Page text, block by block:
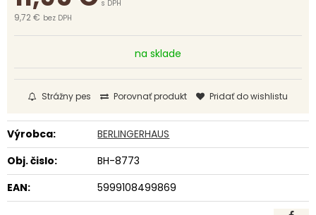
s DPH
9,72 € bez DPH
na sklade
Strážny pes Porovnať produkt Pridať do wishlistu
Výrobca:
BERLINGERHAUS
Obj. čislo:
BH-8773
EAN:
5999108499869